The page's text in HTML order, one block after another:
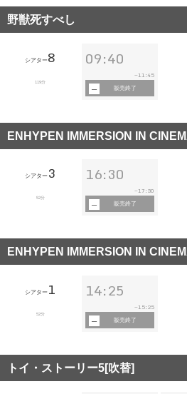
野獣死すべし
シアター8
119分
09:40
~ 11:45
販売終了
ENHYPEN IMMERSION IN
シアター 3
52分
16:30
~17:30
販売終了
ENHYPEN IMMERSION IN
シアター 1
52分
14:25
~15:25
販売終了
トイ・ストーリー5[吹替]